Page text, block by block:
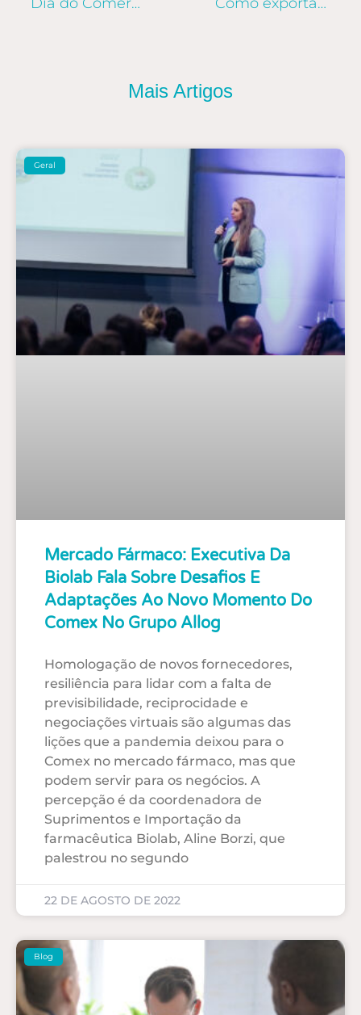
Mais Artigos
Geral
Mercado Fármaco: Executiva Da
Biolab Fala Sobre Desafios E
Adaptações Ao Novo Momento Do
Comex No Grupo Allog
Homologação de novos fornecedores,
resiliência para lidar com a falta de
previsibilidade, reciprocidade e
negociações virtuais são algumas das
lições que a pandemia deixou para o
Comex no mercado fármaco, mas que
podem servir para os negócios. A
percepção é da coordenadora de
Suprimentos e Importação da
farmacêutica Biolab, Aline Borzi, que
palestrou no segundo
22 DE AGOSTO DE 2022
Blog